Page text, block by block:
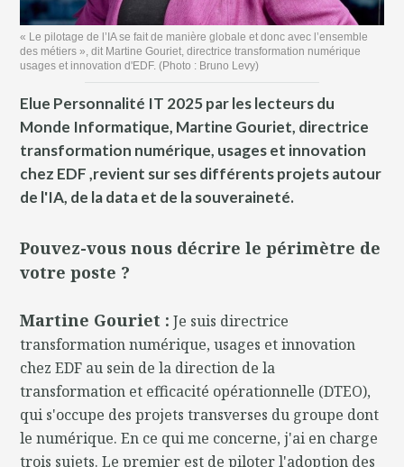
« Le pilotage de l’IA se fait de manière globale et donc avec l’ensemble
des métiers », dit Martine Gouriet, directrice transformation numérique
usages et innovation d'EDF. (Photo : Bruno Levy)
Elue Personnalité IT 2025 par les lecteurs du
Monde Informatique, Martine Gouriet, directrice
transformation numérique, usages et innovation
chez EDF ,revient sur ses différents projets autour
de l'IA, de la data et de la souveraineté.
Pouvez-vous nous décrire le périmètre de
votre poste ?
Martine Gouriet : Je suis directrice
transformation numérique, usages et innovation
chez EDF au sein de la direction de la
transformation et efficacité opérationnelle (DTEO),
qui s'occupe des projets transverses du groupe dont
le numérique. En ce qui me concerne, j'ai en charge
trois sujets. Le premier est de piloter l'adoption des